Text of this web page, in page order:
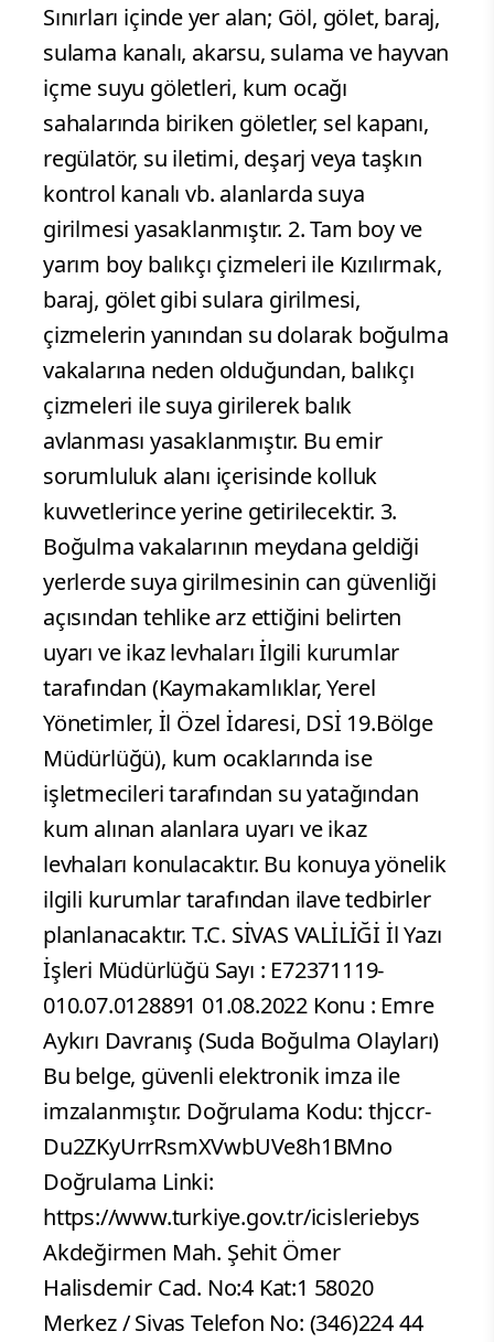
Sınırları içinde yer alan; Göl, gölet, baraj,
sulama kanalı, akarsu, sulama ve hayvan
içme suyu göletleri, kum ocağı
sahalarında biriken göletler, sel kapanı,
regülatör, su iletimi, deşarj veya taşkın
kontrol kanalı vb. alanlarda suya
girilmesi yasaklanmıştır. 2. Tam boy ve
yarım boy balıkçı çizmeleri ile Kızılırmak,
baraj, gölet gibi sulara girilmesi,
çizmelerin yanından su dolarak boğulma
vakalarına neden olduğundan, balıkçı
çizmeleri ile suya girilerek balık
avlanması yasaklanmıştır. Bu emir
sorumluluk alanı içerisinde kolluk
kuvvetlerince yerine getirilecektir. 3.
Boğulma vakalarının meydana geldiği
yerlerde suya girilmesinin can güvenliği
açısından tehlike arz ettiğini belirten
uyarı ve ikaz levhaları İlgili kurumlar
tarafından (Kaymakamlıklar, Yerel
Yönetimler, İl Özel İdaresi, DSİ 19.Bölge
Müdürlüğü), kum ocaklarında ise
işletmecileri tarafından su yatağından
kum alınan alanlara uyarı ve ikaz
levhaları konulacaktır. Bu konuya yönelik
ilgili kurumlar tarafından ilave tedbirler
planlanacaktır. T.C. SİVAS VALİLİĞİ İl Yazı
İşleri Müdürlüğü Sayı : E­72371119­
010.07.01­28891 01.08.2022 Konu : Emre
Aykırı Davranış (Suda Boğulma Olayları)
Bu belge, güvenli elektronik imza ile
imzalanmıştır. Doğrulama Kodu: thjccr­
Du2ZKy­UrrRsm­XVwbUV­e8h1BMno
Doğrulama Linki:
https://www.turkiye.gov.tr/icisleri­ebys
Akdeğirmen Mah. Şehit Ömer
Halisdemir Cad. No:4 Kat:1 58020
Merkez / Sivas Telefon No: (346)224 44